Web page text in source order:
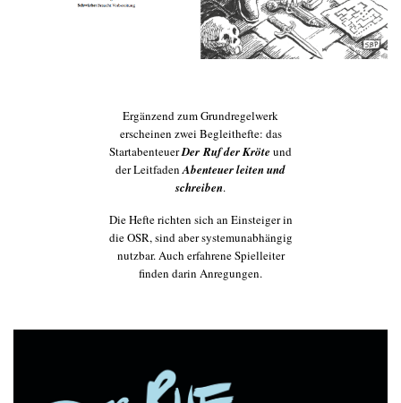
Ergänzend zum Grundregelwerk
erscheinen zwei Begleithefte: das
StartabenteuerDer Ruf der Kröte und
der LeitfadenAbenteuer leiten und
schreiben.
Die Hefte richten sich an Einsteiger in
die OSR, sind aber systemunabhängig
nutzbar. Auch erfahrene Spielleiter
finden darin Anregungen.